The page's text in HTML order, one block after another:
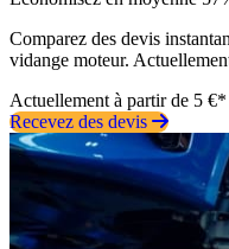
Comparez des devis
vidange moteur.
Actuellement à partir de 5 €*
Recevez des devis